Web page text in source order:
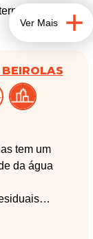
que a
da água,
e a sua
Mafra.
Ver Mais
tem um
da água
a água